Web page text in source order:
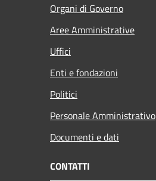
Organi di Governo
Aree Amministrative
Uffici
Enti e fondazioni
Politici
Personale Amministrativo
Documenti e dati
CONTATTI